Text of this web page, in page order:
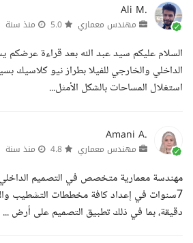
Ali M.
مهندس معماري منذ سنة
السلام عليكم سيد عبد الله بعد قراءة
الداخلي والخارجي للفيلا بطراز نيو
استغلال المساحات بالشكل الأمثل...
Amani A.
مهندس معماري منذ سنة
مهندسة معمارية متخصص في التصميم الداخلي
7سنوات في إعداد كافة مخططات التشطيب
دقيقة، بما في ذلك تطبيق التصميم على أرض ...